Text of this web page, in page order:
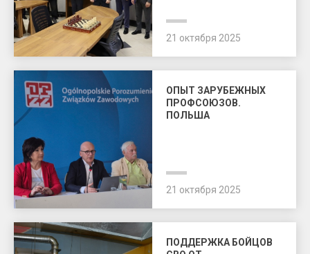
21 октября 2025
ОПЫТ ЗАРУБЕЖНЫХ
ПРОФСОЮЗОВ.
ПОЛЬША
21 октября 2025
ПОДДЕРЖКА БОЙЦОВ